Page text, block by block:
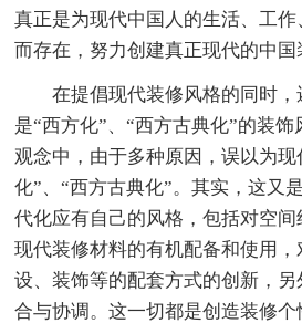
真正是为现代中国人的生活、工
而存在，努力创建真正现代的中国
在提倡现代装修风格的同时，
是“西方化”、“西方古典化”的装
观念中，由于多种原因，误以为
化”、“西方古典化”。其实，这又
代化应有自己的风格，包括对空
现代装修材料的有机配备和使用
设、装饰等的配套方式的创新，
合与协调。这一切都是创造装修